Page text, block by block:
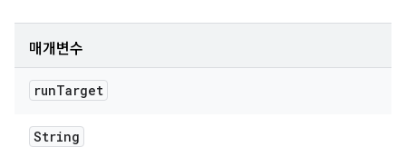
매개변수
runTarget
String